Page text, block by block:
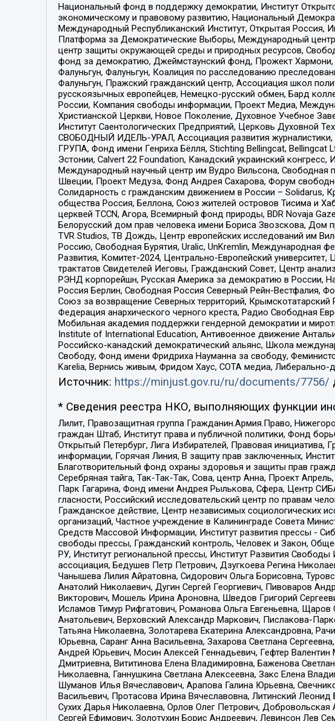
Национальный фонд в поддержку демократии, Институт
экономическому и правовому развитию, Национальный
Международный Республиканский Институт, Открытая Россия,
Платформа за Демократические Выборы, Международный
центр защиты окружающей среды и природных ресурсов,
фонд за демократию, Джеймстаунский фонд, Прожект Хармони,
Фалуньгун, Фалуньгун, Коалиция по расследованию
Фалуньгун, Пражский гражданский центр, Ассоциация школ
русскоязычных европейцев, Немецко-русский обмен, Бард
России, Компания свободы информации, Проект Медиа,
Христианской Церкви, Новое Поколение, Духовное Учебное
Институт Саентологических Предприятий, Церковь Духовной
СВОБОДНЫЙ ИДЕЛЬ-УРАЛ, Ассоциация развития
ГРУПА, Фонд имени Генриха Бёлля, Stichting Bellingcat, Bellingcat
Эстонии, Calvert 22 Foundation, Канадский украинский
Международный научный центр им Вудро Вильсона, Свободная
Швеции, Проект Медуза, Фонд Андрея Сахарова, Форум
Солидарность с гражданским движением в России – Solidarus,
общества Россия, Беллона, Союз жителей островов Тисима и
церквей TCCN, Агора, Всемирный фонд природы, BDR Novaja
Белорусский дом прав человека имени Бориса Звозскова, Дом
TVR Studios, ТВ Дождь, Центр европейских исследований им
Россию, Свободная Бурятия, Uralic, UnKremlin, Международная
Развития, Комитет-2024, Центрально-Европейский
трактатов Свидетелей Иеговы, Гражданский Совет, Центр
РЭНД корпорейшн, Русская Америка за демократию в России,
Россия Берлин, Свободная Россия Северный Рейн-Вестфалия,
Союз за возвращение Северных территорий,
Федерация анархического черного креста, Радио Свободная
Мобильная академия поддержки гендерной демократии и
Institute of International Education, Антивоенное движение
Российско-канадский демократический альянс, Школа
Свободу, Фонд имени Фридриха Науманна за свободу,
Karelia, Вернись живым, Фридом Хаус, СОТА медиа, Либерально-
Источник: https://minjust.gov.ru/ru/documents/7756/
* Сведения реестра НКО, выполняющих функции
Лилит, Правозащитная группа Гражданин.Армия.Право,
граждан Штаб, Институт права и публичной политики, Фонд
Открытый Петербург, Лига Избирателей, Правовая
информации, Горячая Линия, В защиту прав заключенных,
Благотворительный фонд охраны здоровья и защиты прав
Серебряная тайга, Так-Так-Так, Сова, центр Анна, Проект
Парк Гагарина, Фонд имени Андрея Рылькова, Сфера, Центр
гласности, Российский исследовательский центр по правам
Гражданское действие, Центр независимых
организаций, Частное учреждение в Калининграде Совета
Средств Массовой Информации, Институт развития прессы -
свободы прессы, Гражданский контроль, Человек и Закон,
РУ, Институт региональной прессы, Институт Развития
ассоциация, Бедушев Петр Петрович, Дзугкоева Регина
Чанышева Лилия Айратовна, Сидорович Ольга Борисовна,
Анатолий Николаевич, Дугин Сергей Георгиевич, Пивоваров
Викторович, Мошель Ирина Ароновна, Шведов Григорий
Исламов Тимур Рифгатович, Романова Ольга Евгеньевна,
Анатольевич, Верховский Александр Маркович, Пислакова-
Татьяна Николаевна, Золотарева Екатерина Александровна,
Юрьевна, Саранг Анна Васильевна, Захарова Светлана
Андрей Юрьевич, Мосин Алексей Геннадьевич, Гефтер
Дмитриевна, Вититинова Елена Владимировна, Баженова
Николаевна, Ганнушкина Светлана Алексеевна, Закс Елена
Шуманов Илья Вячеславович, Арапова Галина Юрьевна,
Васильевич, Протасова Ирина Вячеславовна, Литинский
Сухих Дарья Николаевна, Орлов Олег Петрович,
Сергей Ефимович, Золотухин Борис Андреевич, Левинсон Лев